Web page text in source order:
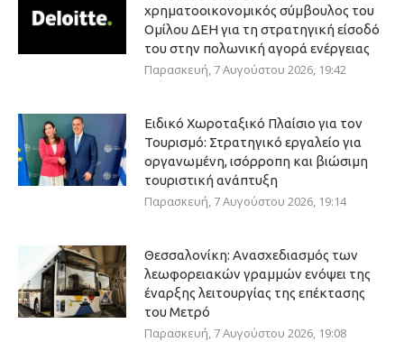
χρηματοοικονομικός σύμβουλος του
Ομίλου ΔΕΗ για τη στρατηγική είσοδό
του στην πολωνική αγορά ενέργειας
Παρασκευή, 7 Αυγούστου 2026, 19:42
Ειδικό Χωροταξικό Πλαίσιο για τον
Τουρισμό: Στρατηγικό εργαλείο για
οργανωμένη, ισόρροπη και βιώσιμη
τουριστική ανάπτυξη
Παρασκευή, 7 Αυγούστου 2026, 19:14
Θεσσαλονίκη: Ανασχεδιασμός των
λεωφορειακών γραμμών ενόψει της
έναρξης λειτουργίας της επέκτασης
του Μετρό
Παρασκευή, 7 Αυγούστου 2026, 19:08